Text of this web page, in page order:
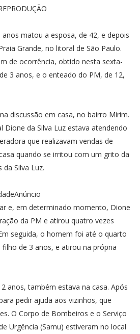
matou a esposa, de 42, e depois
Grande, no litoral de São Paulo.
de ocorrência, obtido nesta sexta-
3 anos, e o enteado do PM, de 12,
discussão em casa, no bairro Mirim.
Dione da Silva Luz estava atendendo
que realizavam vendas de
quando se irritou com um grito da
da Silva Luz.
e, em determinado momento, Dione
da PM e atirou quatro vezes
seguida, o homem foi até o quarto
de 3 anos, e atirou na própria
anos, também estava na casa. Após
pedir ajuda aos vizinhos, que
O Corpo de Bombeiros e o Serviço
Urgência (Samu) estiveram no local